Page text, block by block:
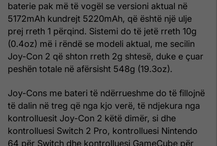
baterie pak më të vogël se versioni aktual në
5172mAh kundrejt 5220mAh, që është një ulje
prej rreth 1 përqind. Sistemi do të jetë rreth 10g
(0.4oz) më i rëndë se modeli aktual, me secilin
Joy-Con 2 që shton rreth 2g shtesë, duke e çuar
peshën totale në afërsisht 548g (19.3oz).
Joy-Cons me bateri të ndërrueshme do të fillojnë
të dalin në treg që nga kjo verë, të ndjekura nga
kontrolluesit Joy-Con 2 këtë dimër, si dhe
kontrolluesi Switch 2 Pro, kontrolluesi Nintendo
64 për Switch dhe kontrolluesi GameCube për